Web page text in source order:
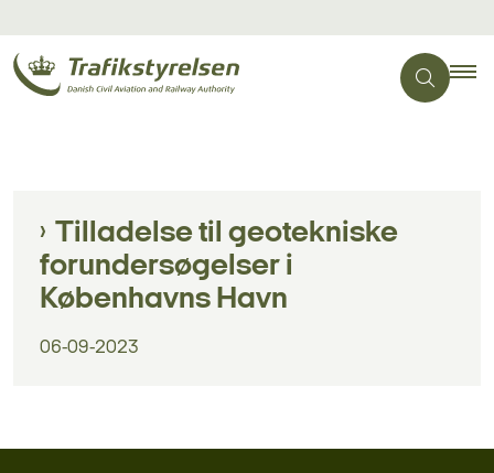
Tilladelse til geotekniske
forundersøgelser i
Københavns Havn
06-09-2023